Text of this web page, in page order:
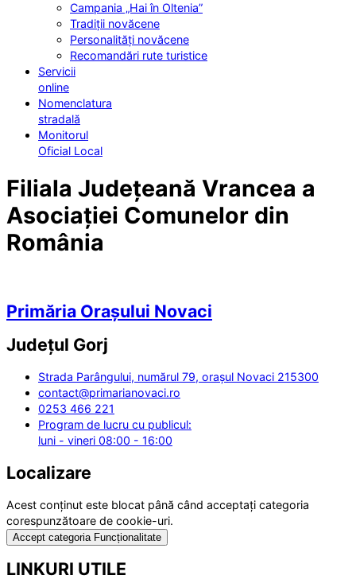
Campania „Hai în Oltenia”
Tradiții novăcene
Personalități novăcene
Recomandări rute turistice
Servicii
online
Nomenclatura
stradală
Monitorul
Oficial Local
Filiala Județeană Vrancea a
Asociației Comunelor din
România
Primăria Orașului Novaci
Județul Gorj
Strada Parângului, numărul 79, orașul Novaci 215300
contact@primarianovaci.ro
0253 466 221
Program de lucru cu publicul:
luni - vineri 08:00 - 16:00
Localizare
Acest conținut este blocat până când acceptați categoria
corespunzătoare de cookie-uri.
Accept categoria Funcționalitate
LINKURI UTILE